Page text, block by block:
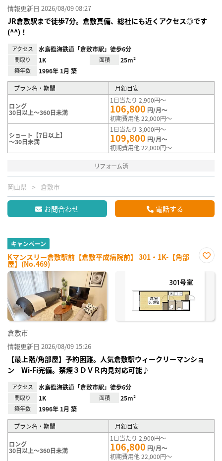
情報更新日 2026/08/09 08:27
JR倉敷駅まで徒歩7分。倉敷真備、総社にも近くアクセス◎です
(^^)！
アクセス 水島臨海鉄道「倉敷市駅」徒歩6分
間取り 1K 面積 25m²
築年数 1996年 1月 築
プラン名・期間 月額目安
ロング
30日以上～360日未満
1日当たり 2,900円～
106,800 円/月～
初期費用他 22,000円～
ショート【7日以上】
～30日未満
1日当たり 3,000円～
109,800 円/月～
初期費用他 22,000円～
リフォーム済
岡山県 倉敷市
お問合わせ 電話する
キャンペーン
Kマンスリー倉敷駅前【倉敷平成病院前】 301・1K-【角部
屋】(No.469)
に入
倉敷市
情報更新日 2026/08/09 15:26
【最上階/角部屋】予約困難。人気倉敷駅ウィークリーマンショ
ン Wi-Fi完備。禁煙３ＤＶＲ内見対応可能♪
アクセス 水島臨海鉄道「倉敷市駅」徒歩6分
間取り 1K 面積 25m²
築年数 1996年 1月 築
プラン名・期間 月額目安
ロング
30日以上～360日未満
1日当たり 2,900円～
106,800 円/月～
初期費用他 22,000円～